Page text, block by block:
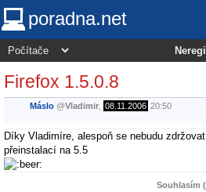
poradna.net
Firefox 1.5.0.8
Máslo @Vladimir 08.11.2006 20:50
Díky Vladimíre, alespoň se nebudu
přeinstalací na 5.5
Souhlasím